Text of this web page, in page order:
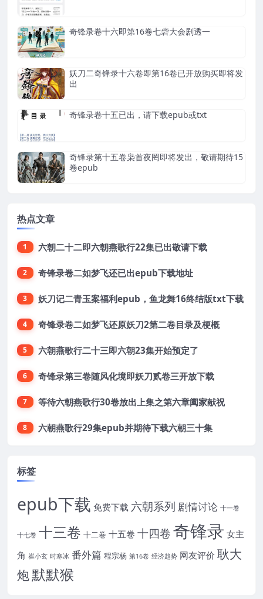
奇锋录卷十六即第16卷七砦大会剧透一
妖刀二奇锋录十六卷即第16卷已开放购买即将发
出
奇锋录卷十五已出，请下载epub或txt
奇锋录第十五卷枭首夜罔即将发出，敬请期待15
卷epub
热点文章
1 六朝二十二即六朝燕歌行22集已出敬请下载
2 奇锋录卷二如梦飞还已出epub下载地址
3 妖刀记二青玉案福利epub，鱼龙舞16终结版txt下载
4 奇锋录卷二如梦飞还原妖刀2第二卷目录及梗概
5 六朝燕歌行二十三即六朝23集开始预定了
6 奇锋录第三卷随风化境即妖刀贰卷三开放下载
7 等待六朝燕歌行30卷放出上集之第六章阖家献祝
8 六朝燕歌行29集epub并期待下载六朝三十集
标签
epub下载 免费下载 六朝系列 剧情讨论 十一卷
十七卷 十三卷 十二卷 十五卷 十四卷奇锋录 女主
角 崔小玄 时寒冰 番外篇 程宗杨 第16卷 经济趋势 网友评价 耿大
炮默默猴